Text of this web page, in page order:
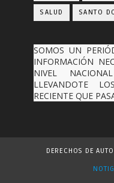
SALUD SANTO
SOMOS UN
INFORMACIÓN
NIVEL
LLEVANDOTE
RECIENTE QUE
DERECHOS DE